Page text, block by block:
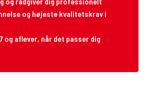
og højeste kvalitetskrav i
og aflever, når det passer dig